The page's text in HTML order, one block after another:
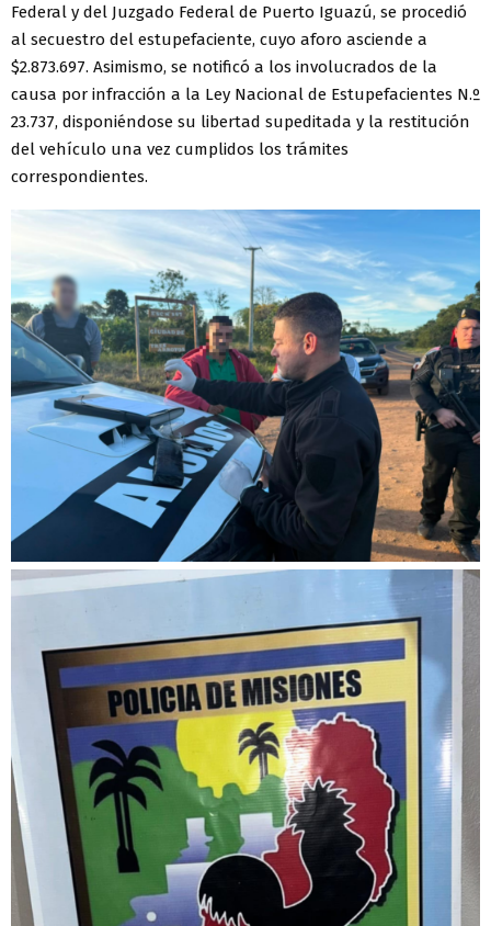
Federal y del Juzgado Federal de Puerto Iguazú, se procedió
al secuestro del estupefaciente, cuyo aforo asciende a
$2.873.697. Asimismo, se notificó a los involucrados de la
causa por infracción a la Ley Nacional de Estupefacientes N.º
23.737, disponiéndose su libertad supeditada y la restitución
del vehículo una vez cumplidos los trámites
correspondientes.